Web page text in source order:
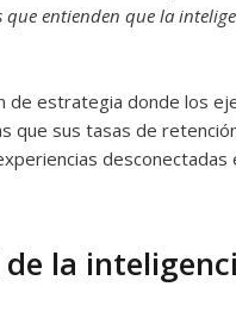
entienden que la
de estrategia donde los
que sus tasas de
la